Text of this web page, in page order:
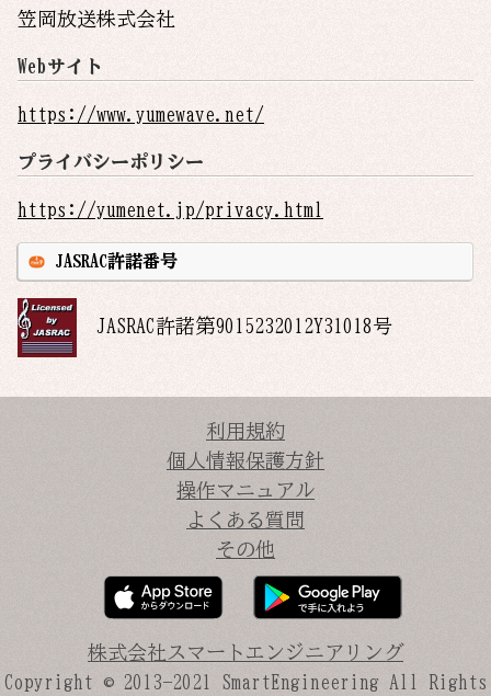
笠岡放送株式会社
Webサイト
https://www.yumewave.net/
プライバシーポリシー
https://yumenet.jp/privacy.html
JASRAC許諾番号
JASRAC許諾第9015232012Y31018号
利用規約
個人情報保護方針
操作マニュアル
よくある質問
その他
株式会社スマートエンジニアリング
Copyright © 2013-2021
SmartEngineering All Rights